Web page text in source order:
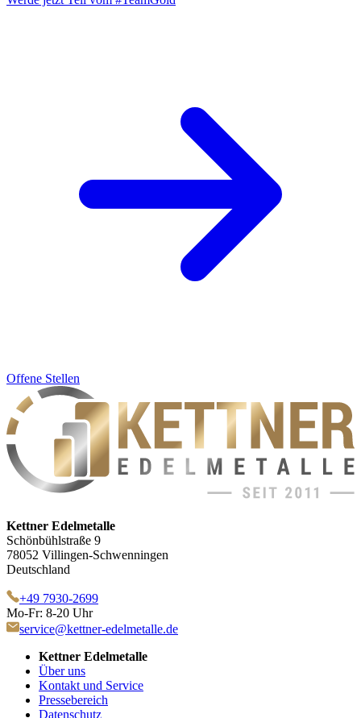
Offene Stellen
Kettner Edelmetalle
Schönbühlstraße 9
78052 Villingen-Schwenningen
Deutschland
+49 7930-2699
Mo-Fr: 8-20 Uhr
service@kettner-edelmetalle.de
Kettner Edelmetalle
Über uns
Kontakt und Service
Pressebereich
Datenschutz